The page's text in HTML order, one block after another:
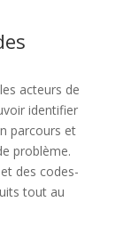
acteurs de
identifier
parcours et
problème.
des codes-
tout au